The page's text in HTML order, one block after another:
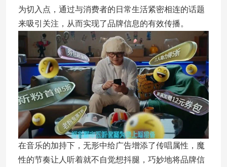
为切入点，通过与消费者的日常生活紧密相连的话题
来吸引关注，从而实现了品牌信息的有效传播。
在音乐的加持下，无形中给广告增添了传唱属性，魔
性的节奏让人听着就不自觉想抖腿，巧妙地将品牌信